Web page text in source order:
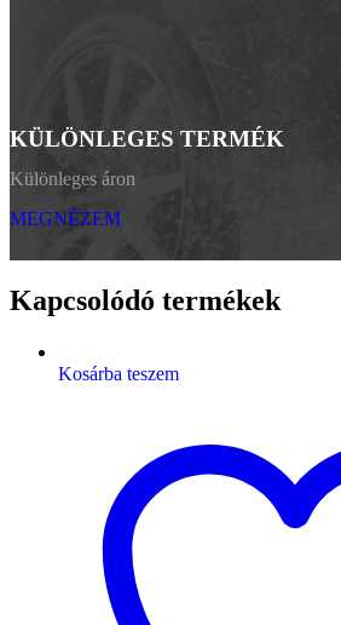
KÜLÖNLEGES TERMÉK
Különleges áron
MEGNÉZEM
Kapcsolódó termékek
Kosárba teszem